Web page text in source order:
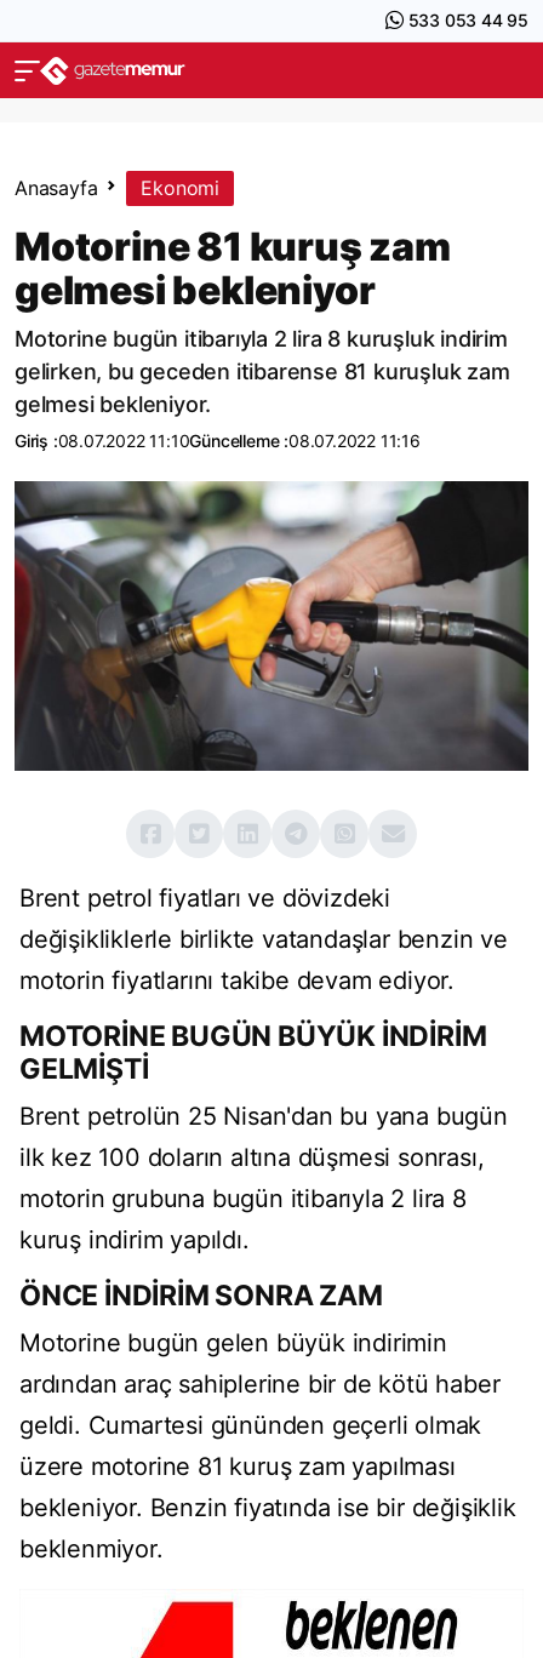
533 053 44 95
Anasayfa Ekonomi
Motorine 81 kuruş zam
gelmesi bekleniyor
Motorine bugün itibarıyla 2 lira 8 kuruşluk indirim
gelirken, bu geceden itibarense 81 kuruşluk zam
gelmesi bekleniyor.
Giriş :08.07.2022 11:10Güncelleme :08.07.2022 11:16
Brent petrol fiyatları ve dövizdeki
değişikliklerle birlikte vatandaşlar benzin ve
motorin fiyatlarını takibe devam ediyor.
MOTORİNE BUGÜN BÜYÜK İNDİRİM
GELMİŞTİ
Brent petrolün 25 Nisan'dan bu yana bugün
ilk kez 100 doların altına düşmesi sonrası,
motorin grubuna bugün itibarıyla 2 lira 8
kuruş indirim yapıldı.
ÖNCE İNDİRİM SONRA ZAM
Motorine bugün gelen büyük indirimin
ardından araç sahiplerine bir de kötü haber
geldi. Cumartesi gününden geçerli olmak
üzere motorine 81 kuruş zam yapılması
bekleniyor. Benzin fiyatında ise bir değişiklik
beklenmiyor.